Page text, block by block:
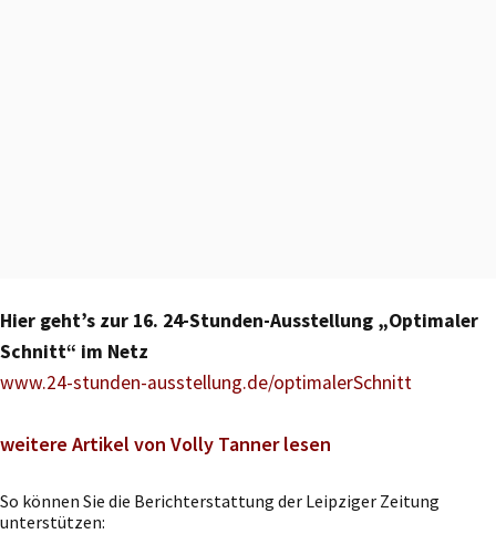
Hier geht’s zur 16. 24-Stunden-Ausstellung „Optimaler
Schnitt“ im Netz
www.24-stunden-ausstellung.de/optimalerSchnitt
weitere Artikel von Volly Tanner lesen
So können Sie die Berichterstattung der Leipziger Zeitung
unterstützen: